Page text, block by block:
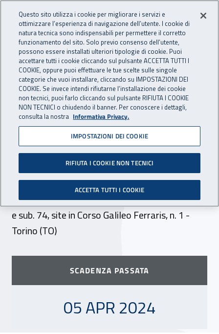
INAIL - Istituto Nazionale
Apri cerca
Navigazione principale
Navigazione - Ti trovi in:
Home Inail comunica Scadenze Scadenza
Dr Piemonte: bando per la
locazione di n. 2 unità
immobiliari ad uso abitativo
Scade il 5 aprile 2024 il termine per la
presentazione delle domande per la locazione
delle unità immobiliari ad uso abitativo, sub. 73
e sub. 74, site in Corso Galileo Ferraris, n. 1 -
Torino (TO)
SCADENZA PASSATA
05 APRILE 2024
05 APR 2024
Questo sito utilizza i cookie per migliorare i servizi e
ottimizzare l’esperienza di navigazione dell’utente. I cookie di
natura tecnica sono indispensabili per permettere il corretto
funzionamento del sito. Solo previo consenso dell’utente,
possono essere installati ulteriori tipologie di cookie. Puoi
accettare tutti i cookie cliccando sul pulsante ACCETTA TUTTI I
COOKIE, oppure puoi effettuare le tue scelte sulle singole
categorie che vuoi installare, cliccando su IMPOSTAZIONI DEI
COOKIE. Se invece intendi rifiutarne l’installazione dei cookie
non tecnici, puoi farlo cliccando sul pulsante RIFIUTA I COOKIE
NON TECNICI o chiudendo il banner. Per conoscere i dettagli,
consulta la nostra Informativa Privacy.
IMPOSTAZIONI DEI COOKIE
RIFIUTA I COOKIE NON TECNICI
ACCETTA TUTTI I COOKIE